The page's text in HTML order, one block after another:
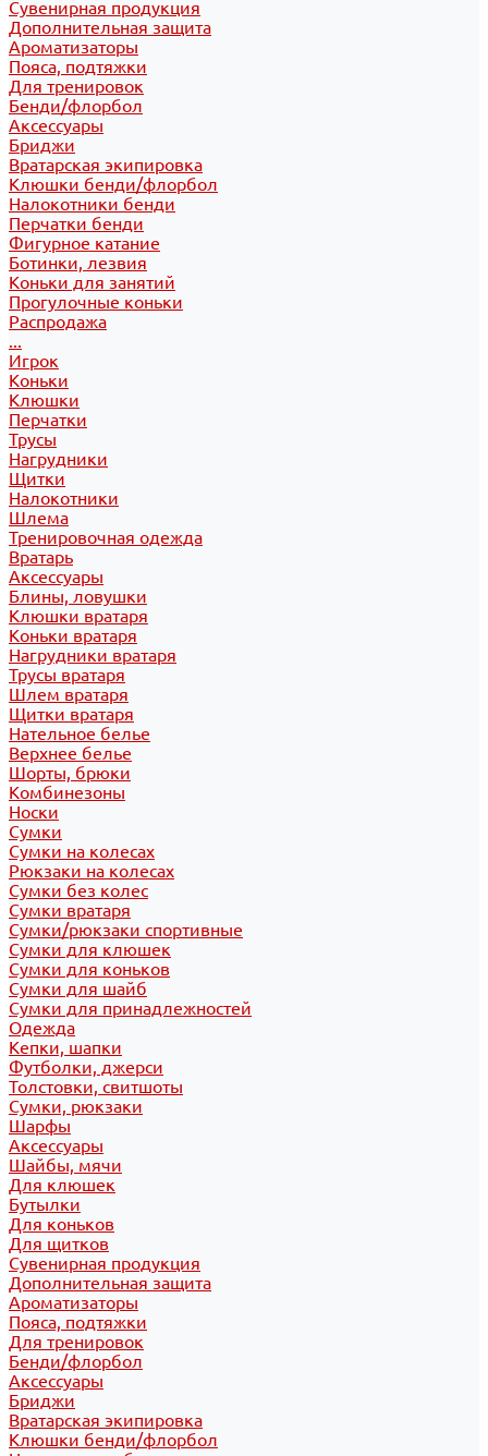
Сувенирная продукция
Дополнительная защита
Ароматизаторы
Пояса, подтяжки
Для тренировок
Бенди/флорбол
Аксессуары
Бриджи
Вратарская экипировка
Клюшки бенди/флорбол
Налокотники бенди
Перчатки бенди
Фигурное катание
Ботинки, лезвия
Коньки для занятий
Прогулочные коньки
Распродажа
...
Игрок
Коньки
Клюшки
Перчатки
Трусы
Нагрудники
Щитки
Налокотники
Шлема
Тренировочная одежда
Вратарь
Аксессуары
Блины, ловушки
Клюшки вратаря
Коньки вратаря
Нагрудники вратаря
Трусы вратаря
Шлем вратаря
Щитки вратаря
Нательное белье
Верхнее белье
Шорты, брюки
Комбинезоны
Носки
Сумки
Сумки на колесах
Рюкзаки на колесах
Сумки без колес
Сумки вратаря
Сумки/рюкзаки спортивные
Сумки для клюшек
Сумки для коньков
Сумки для шайб
Сумки для принадлежностей
Одежда
Кепки, шапки
Футболки, джерси
Толстовки, свитшоты
Сумки, рюкзаки
Шарфы
Аксессуары
Шайбы, мячи
Для клюшек
Бутылки
Для коньков
Для щитков
Сувенирная продукция
Дополнительная защита
Ароматизаторы
Пояса, подтяжки
Для тренировок
Бенди/флорбол
Аксессуары
Бриджи
Вратарская экипировка
Клюшки бенди/флорбол